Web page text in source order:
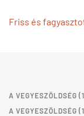
Friss és
A VEGYESZÖLDSÉG
A VEGYESZÖLDSÉG